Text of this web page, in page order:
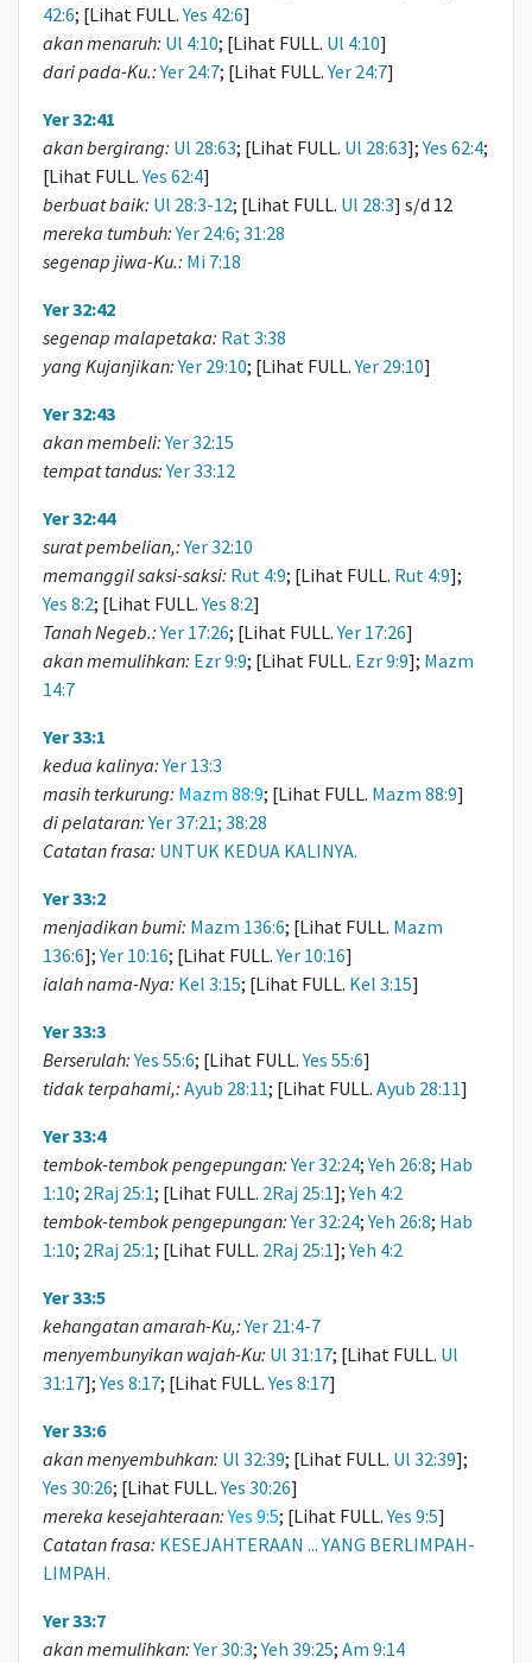
42:6; [Lihat FULL.Yes 42:6]
akan menaruh: Ul 4:10; [Lihat FULL. Ul 4:10]
dari pada-Ku.: Yer 24:7; [Lihat FULL.Yer 24:7]
Yer 32:41
akan bergirang: Ul 28:63; [Lihat FULL. Ul 28:63];Yes 62:4;
[Lihat FULL.Yes 62:4]
berbuat baik: Ul 28:3-12; [Lihat FULL. Ul 28:3] s/d 12
mereka tumbuh: Yer 24:6; 31:28
segenap jiwa-Ku.: Mi 7:18
Yer 32:42
segenap malapetaka: Rat 3:38
yang Kujanjikan: Yer 29:10; [Lihat FULL.Yer 29:10]
Yer 32:43
akan membeli: Yer 32:15
tempat tandus: Yer 33:12
Yer 32:44
surat pembelian,: Yer 32:10
memanggil saksi-saksi: Rut 4:9; [Lihat FULL. Rut 4:9];
Yes 8:2; [Lihat FULL.Yes 8:2]
Tanah Negeb.: Yer 17:26; [Lihat FULL.Yer 17:26]
akan memulihkan: Ezr 9:9; [Lihat FULL. Ezr 9:9]; Mazm
14:7
Yer 33:1
kedua kalinya: Yer 13:3
masih terkurung: Mazm 88:9; [Lihat FULL. Mazm 88:9]
di pelataran: Yer 37:21; 38:28
Catatan frasa: UNTUK KEDUA KALINYA.
Yer 33:2
menjadikan bumi: Mazm 136:6; [Lihat FULL. Mazm
136:6];Yer 10:16; [Lihat FULL.Yer 10:16]
ialah nama-Nya: Kel 3:15; [Lihat FULL. Kel 3:15]
Yer 33:3
Berserulah: Yes 55:6; [Lihat FULL.Yes 55:6]
tidak terpahami,: Ayub 28:11; [Lihat FULL. Ayub 28:11]
Yer 33:4
tembok-tembok pengepungan: Yer 32:24;Yeh 26:8; Hab
1:10; 2Raj 25:1; [Lihat FULL. 2Raj 25:1];Yeh 4:2
tembok-tembok pengepungan: Yer 32:24;Yeh 26:8; Hab
1:10; 2Raj 25:1; [Lihat FULL. 2Raj 25:1];Yeh 4:2
Yer 33:5
kehangatan amarah-Ku,: Yer 21:4-7
menyembunyikan wajah-Ku: Ul 31:17; [Lihat FULL. Ul
31:17];Yes 8:17; [Lihat FULL.Yes 8:17]
Yer 33:6
akan menyembuhkan: Ul 32:39; [Lihat FULL. Ul 32:39];
Yes 30:26; [Lihat FULL.Yes 30:26]
mereka kesejahteraan: Yes 9:5; [Lihat FULL.Yes 9:5]
Catatan frasa: KESEJAHTERAAN ... YANG BERLIMPAH-
LIMPAH.
Yer 33:7
akan memulihkan: Yer 30:3;Yeh 39:25; Am 9:14